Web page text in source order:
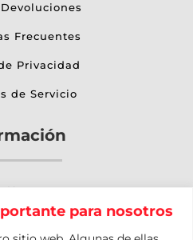
para nosotros
Frecuentes
Privacidad
de Servicio
Nosotros
Servicios